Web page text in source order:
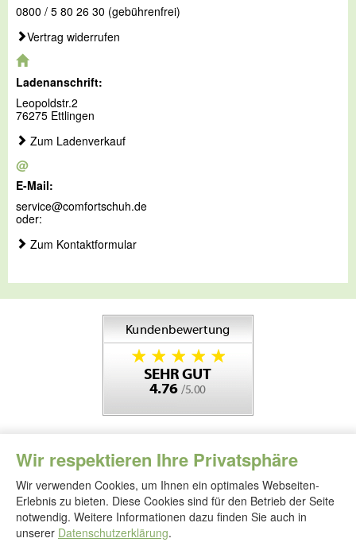
Wir respektieren Ihre Privatsphäre
Wir verwenden Cookies, um Ihnen ein optimales Webseiten-
Erlebnis zu bieten. Diese Cookies sind für den Betrieb der Seite
notwendig. Weitere Informationen dazu finden Sie auch in
unserer Datenschutzerklärung.
0800 / 5 80 26 30 (gebührenfrei)
Vertrag widerrufen
Ladenanschrift:
Leopoldstr.2
76275 Ettlingen
Zum Ladenverkauf
@
E-Mail:
service@comfortschuh.de
oder:
Zum Kontaktformular
Folgen